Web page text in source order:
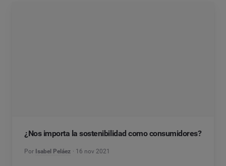
¿Nos importa la sostenibilidad como consumidores?
Por Isabel Peláez 16 nov 2021